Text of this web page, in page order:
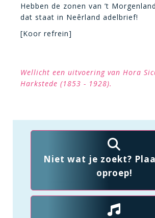
Hebben de zonen van ’t
dat staat in Neêrland adelbrief!
[Koor refrein]
Wellicht een uitvoering van Hora
Harkstede (1853 - 1928).
Niet wat je zoekt?
oproep!